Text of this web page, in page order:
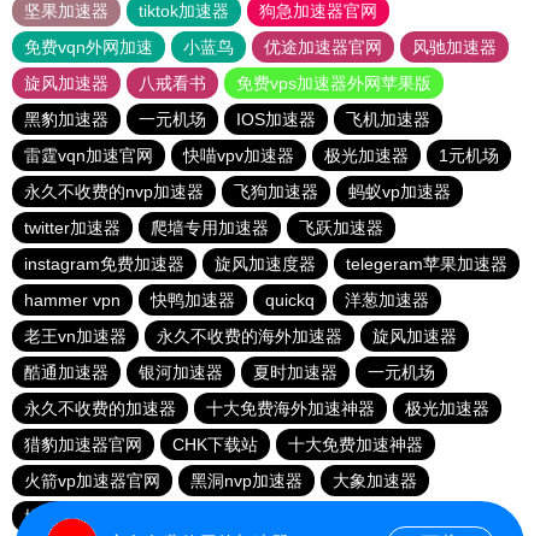
坚果加速器
tiktok加速器
狗急加速器官网
免费vqn外网加速
小蓝鸟 优途加速器官网
风驰加速器
旋风加速器
八戒看书
免费vps加速器外网苹果版
黑豹加速器
一元机场 IOS加速器
飞机加速器
雷霆vqn加速官网
快喵vpv加速器 极光加速器
1元机场
永久不收费的nvp加速器
飞狗加速器
蚂蚁vp加速器
twitter加速器
爬墙专用加速器
飞跃加速器
instagram免费加速器
旋风加速度器
telegeram苹果加速器
hammer vpn
快鸭加速器 quickq
洋葱加速器
老王vn加速器
永久不收费的海外加速器
旋风加速器
酷通加速器
银河加速器 夏时加速器
一元机场
永久不收费的加速器
十大免费海外加速神器
极光加速器
猎豹加速器官网
CHK下载站
十大免费加速神器
火箭vp加速器官网
黑洞nvp加速器
大象加速器
橘子加速器